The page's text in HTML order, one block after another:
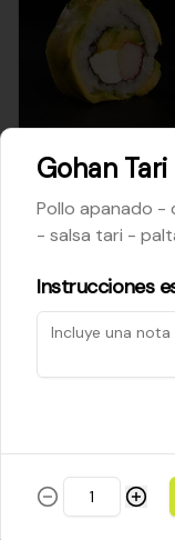
Gohan Tari
Pollo apanado -
- salsa tari -
Instrucciones